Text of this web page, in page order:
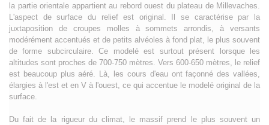
la partie orientale appartient au rebord ouest du plateau de Millevaches.
L'aspect de surface du relief est original. Il se caractérise par la
juxtaposition de croupes molles à sommets arrondis, à versants
modérément accentués et de petits alvéoles à fond plat, le plus souvent
de forme subcirculaire. Ce modelé est surtout présent lorsque les
altitudes sont proches de 700-750 mètres. Vers 600-650 mètres, le relief
est beaucoup plus aéré. Là, les cours d'eau ont façonné des vallées,
élargies à l'est et en V à l'ouest, ce qui accentue le modelé original de la
surface.
Du fait de la rigueur du climat, le massif prend le plus souvent un